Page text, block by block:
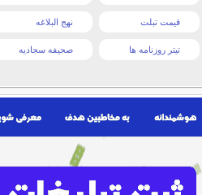
قیمت تبلت نهج البلاغه
تیتر روزنامه ها صحیفه سجادیه